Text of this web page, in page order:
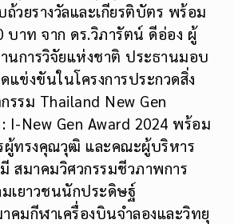
วยรางวัลและเกียรติบัตร พร้อม
บาท จาก ดร.วิภารัตน์ ดีอ่อง ผู้
นการวิจัยแห่งชาติ ประธานมอบ
แข่งขันในโครงการประกวดสิ่ง
รม Thailand New Gen
I-New Gen Award 2024 พร้อม
ผู้ทรงคุณวุฒิ และคณะผู้บริหาร
สมาคมวิศวกรรมชีวภาพการ
เยาวชนนักประดิษฐ์
คมกีฬาเครื่องบินจำลองและวิทยุ